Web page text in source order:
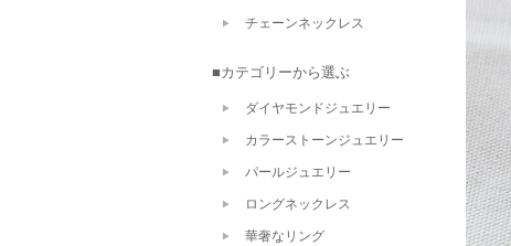
チェーンネックレス
■カテゴリーから選ぶ
ダイヤモンドジュエリー
カラーストーンジュエリー
パールジュエリー
ロングネックレス
華奢なリング